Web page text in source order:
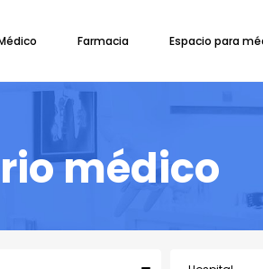
Farmacia Espacio para
médico